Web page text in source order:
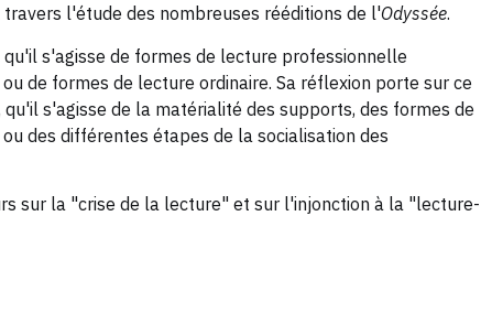
l'étude des nombreuses rééditions de l'Odyssée.
s'agisse de formes de lecture professionnelle
de formes de lecture ordinaire. Sa réflexion porte sur ce
s'agisse de la matérialité des supports, des formes de
des différentes étapes de la socialisation des
sur la "crise de la lecture" et sur l'injonction à la "lecture-